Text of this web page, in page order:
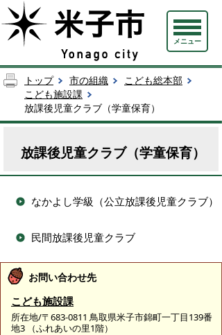
メニュー
トップ 市の組織
こども総本部
こども施設課
放課後児童クラブ（学童保育）
放課後児童クラブ（学童保育）
なかよし学級（公立放課後児童クラブ）
民間放課後児童クラブ
お問い合わせ先
こども施設課
所在地/〒683-0811 鳥取県米子市錦町一丁目139番
地3 （ふれあいの里1階）